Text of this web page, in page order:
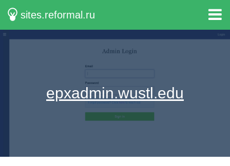
sites.reformal.ru
epxadmin.wustl.edu